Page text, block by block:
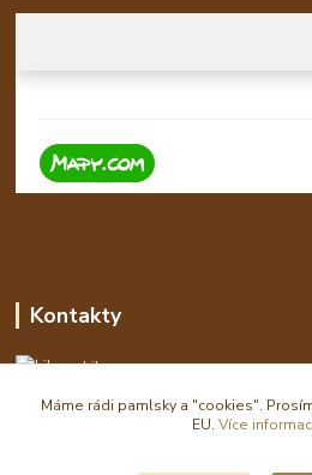
Kontakty
Libor
eshop(zavináč)waldi.cz
Máme rádi pamlsky a "cookies".
EU. Více